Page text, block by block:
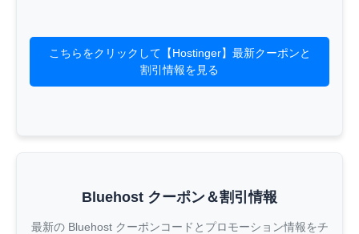
こちらをクリックして【Hostinger】最新クーポンと
割引情報を見る
Bluehost クーポン＆割引情報
最新の Bluehost クーポンコードとプロモーション情報をチ